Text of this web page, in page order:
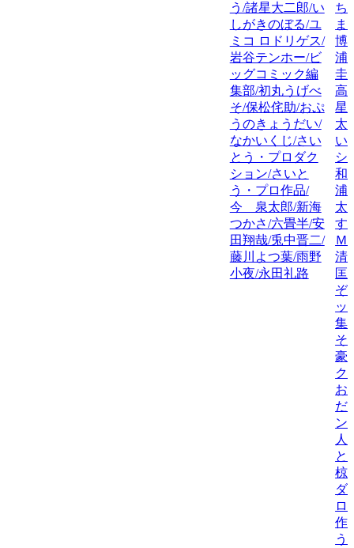
う/諸星大二郎/い
しがきのぼる/ユ
ミコ ロドリゲス/
岩谷テンホー/ビ
ッグコミック編
集部/初丸うげべ
そ/保松侘助/おぷ
うのきょうだい/
なかいくじ/さい
とう・プロダク
ション/さいと
う・プロ作品/
今 泉太郎/新海
つかさ/六畳半/安
田翔哉/兎中晋二/
藤川よつ葉/雨野
小夜/永田礼路
ち
ま
博/
浦
圭/
高
星/
太
い
シ
和
浦
太
す
Ｍ
清
匡
ぞ
ッ
集
そ
豪
ク
お
だ
ン
人
と
椋
ダ
ロ
作
う